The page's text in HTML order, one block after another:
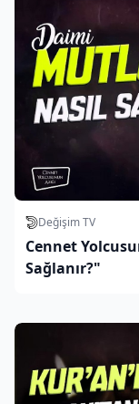
Değişim TV
Cennet
Sağlanır?"